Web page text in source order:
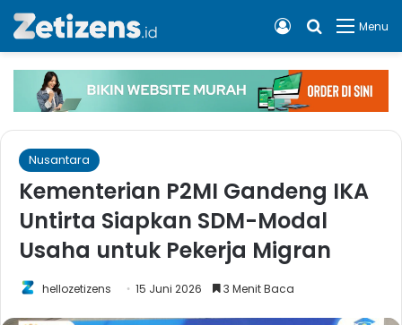
Menu
Cari apa,
Log In
Nusantara
Kementerian P2MI Gandeng IKA
Untirta Siapkan SDM-Modal
Usaha untuk Pekerja Migran
hellozetizens 15 Juni 2026 3 Menit Baca